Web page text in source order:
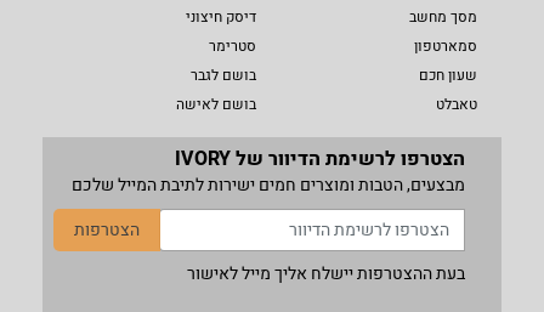
מסך מחשב
סמארטפון
שעון חכם
טאבלט
דיסק חיצוני
סטרימר
בושם לגבר
בושם לאישה
הצטרפו לרשימת הדיוור של IVORY
מבצעים, הטבות ומוצרים חמים ישירות לתיבת המייל שלכם
הצטרפות
בעת ההצטרפות יישלח אליך מייל לאישור